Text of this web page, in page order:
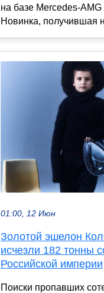
на базе Mercedes-AMG
Новинка, получившая
01:00, 12 Июн
Золотой эшелон
исчезли 182 тонны
Российской империи
Поиски пропавших